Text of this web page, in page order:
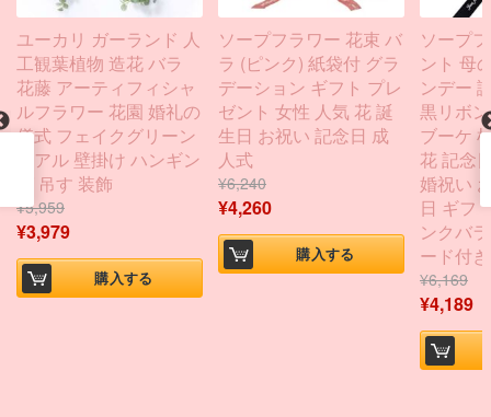
ユーカリ ガーランド 人
工観葉植物 造花 バラ
花藤 アーティフィシャ
ルフラワー 花園 婚礼の
儀式 フェイクグリーン
リアル 壁掛け ハンギン
グ 吊す 装飾
¥5,959
¥3,979
購入する
ソープフラワー 花束 バ
ラ (ピンク) 紙袋付 グラ
デーション ギフト プレ
ゼント 女性 人気 花 誕
生日 お祝い 記念日 成
人式
¥6,240
¥4,260
購入する
ソープ
ント 母
ンデー
黒リボ
ブーケ
花 記念
婚祝い
日 ギフ
ンクバ
ード付き
¥6,169
¥4,189